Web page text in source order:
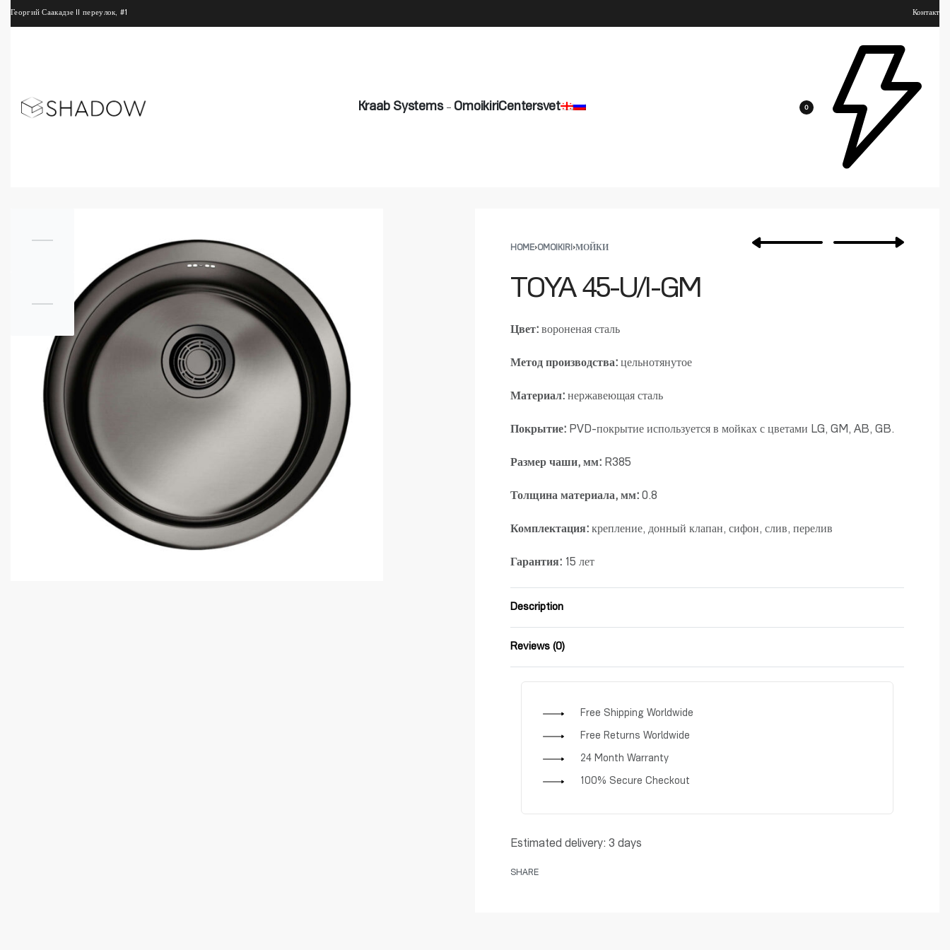
Георгий Саакадзе II переулок, #1 Контакт
Kraab Systems OmoikiriCentersvet 0
HOME›OMOIKIRI ›МОЙКИ
TOYA 45-U/I-GM
Цвет: вороненая сталь
Метод производства: цельнотянутое
Материал: нержавеющая сталь
Покрытие: PVD-покрытие используется в мойках с цветами LG, GM, AB, GB.
Размер чаши, мм: R385
Толщина материала, мм: 0.8
Комплектация: крепление, донный клапан, сифон, слив, перелив
Гарантия: 15 лет
Description
Reviews (0)
Free Shipping Worldwide
Free Returns Worldwide
24 Month Warranty
100% Secure Checkout
Estimated delivery: 3 days
SHARE